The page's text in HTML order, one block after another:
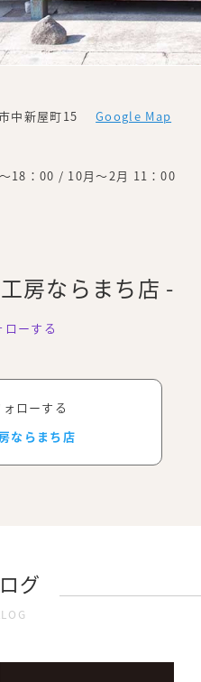
中新屋町15
Google Map
18：00 / 10月～2月 11：00
房ならまち店 -
ローする
ローする
ならまち店
グ